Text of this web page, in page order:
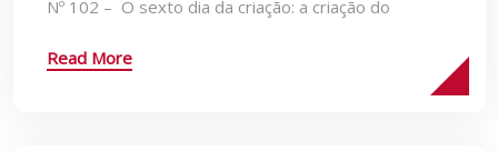
Nº 102 – O sexto dia da criação: a criação do
Read More